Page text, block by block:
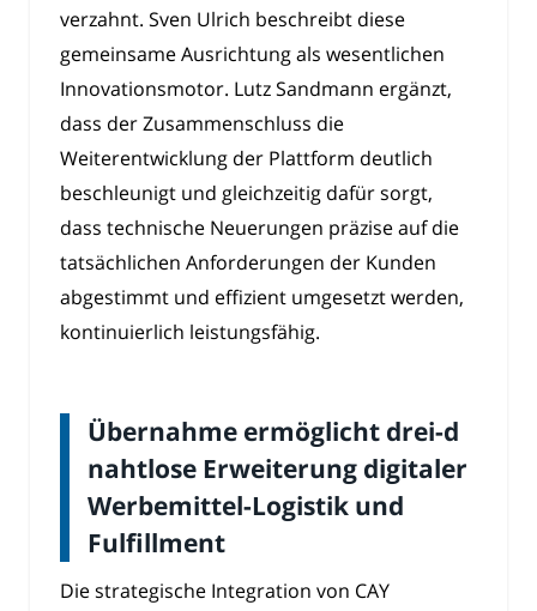
verzahnt. Sven Ulrich beschreibt diese
gemeinsame Ausrichtung als wesentlichen
Innovationsmotor. Lutz Sandmann ergänzt,
dass der Zusammenschluss die
Weiterentwicklung der Plattform deutlich
beschleunigt und gleichzeitig dafür sorgt,
dass technische Neuerungen präzise auf die
tatsächlichen Anforderungen der Kunden
abgestimmt und effizient umgesetzt werden,
kontinuierlich leistungsfähig.
Übernahme ermöglicht drei-d
nahtlose Erweiterung digitaler
Werbemittel-Logistik und
Fulfillment
Die strategische Integration von CAY